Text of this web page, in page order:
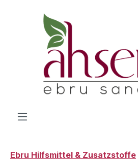
Zum Hauptinhalt springen
Ebru Hilfsmittel & Zusatzstoffe